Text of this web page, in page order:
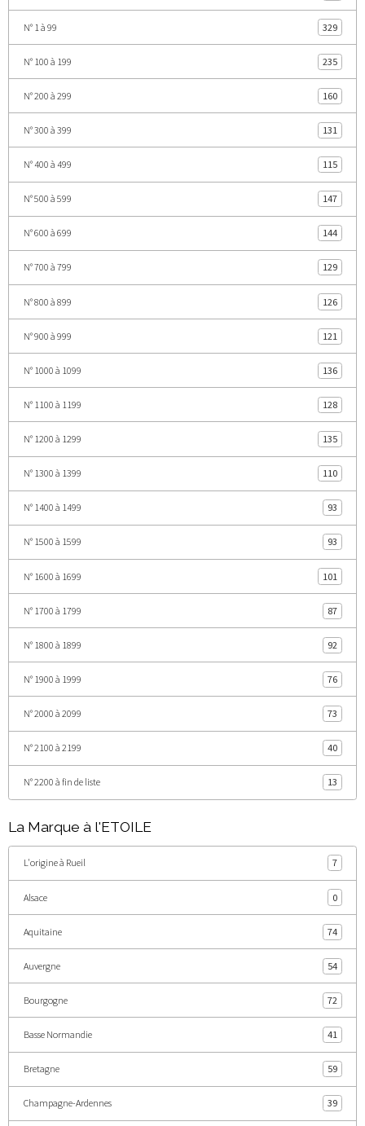
N° 1 à 99 329
N° 100 à 199 235
N° 200 à 299 160
N° 300 à 399 131
N° 400 à 499 115
N° 500 à 599 147
N° 600 à 699 144
N° 700 à 799 129
N° 800 à 899 126
N° 900 à 999 121
N° 1000 à 1099 136
N° 1100 à 1199 128
N° 1200 à 1299 135
N° 1300 à 1399 110
N° 1400 à 1499 93
N° 1500 à 1599 93
N° 1600 à 1699 101
N° 1700 à 1799 87
N° 1800 à 1899 92
N° 1900 à 1999 76
N° 2000 à 2099 73
N° 2100 à 2199 40
N° 2200 à fin de liste 13
La Marque à l'ETOILE
L'origine à Rueil 7
Alsace 0
Aquitaine 74
Auvergne 54
Bourgogne 72
Basse Normandie 41
Bretagne 59
Champagne-Ardennes 39